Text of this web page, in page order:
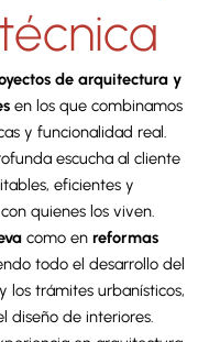
de arquitectura y
en los que combinamos
y funcionalidad real.
escucha al cliente
eficientes y
quienes los viven.
como en reformas
todo el desarrollo del
los trámites urbanísticos,
diseño de interiores.